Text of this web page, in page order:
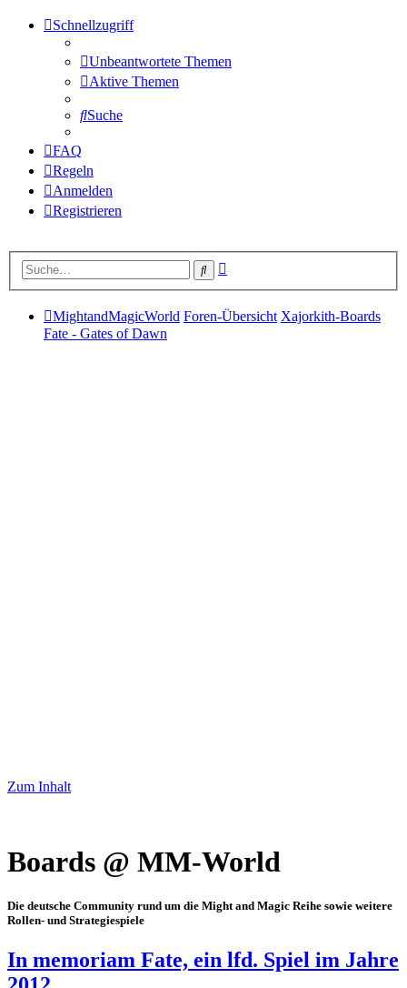
Schnellzugriff
Unbeantwortete Themen
Aktive Themen
Suche
FAQ
Regeln
Anmelden
Registrieren
Suche
MightandMagicWorld Foren-Übersicht Xajorkith-Boards
Fate - Gates of Dawn
Zum Inhalt
Boards @ MM-World
Die deutsche Community rund um die Might and Magic Reihe sowie weitere
Rollen- und Strategiespiele
In memoriam Fate, ein lfd. Spiel im Jahre